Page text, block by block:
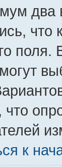
два
что
что
к